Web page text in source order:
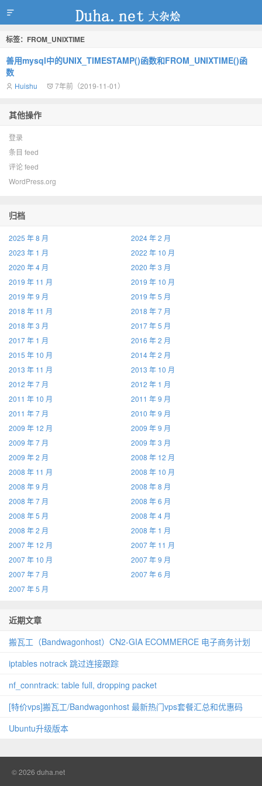
duha.net
标签：FROM_UNIXTIME
善用mysql中的UNIX_TIMESTAMP()函数和FROM_UNIXTIME()函
数
Huishu 7年前（2019-11-01）
其他操作
登录
条目 feed
评论 feed
WordPress.org
归档
2025 年 8 月
2024 年 2 月
2023 年 1 月
2022 年 10 月
2020 年 4 月
2020 年 3 月
2019 年 11 月
2019 年 10 月
2019 年 9 月
2019 年 5 月
2018 年 11 月
2018 年 7 月
2018 年 3 月
2017 年 5 月
2017 年 1 月
2016 年 2 月
2015 年 10 月
2014 年 2 月
2013 年 11 月
2013 年 10 月
2012 年 7 月
2012 年 1 月
2011 年 10 月
2011 年 9 月
2011 年 7 月
2010 年 9 月
2009 年 12 月
2009 年 9 月
2009 年 7 月
2009 年 3 月
2009 年 2 月
2008 年 12 月
2008 年 11 月
2008 年 10 月
2008 年 9 月
2008 年 8 月
2008 年 7 月
2008 年 6 月
2008 年 5 月
2008 年 4 月
2008 年 2 月
2008 年 1 月
2007 年 12 月
2007 年 11 月
2007 年 10 月
2007 年 9 月
2007 年 7 月
2007 年 6 月
2007 年 5 月
近期文章
搬瓦工（Bandwagonhost）CN2‑GIA ECOMMERCE 电子商务计划
iptables notrack 跳过连接跟踪
nf_conntrack: table full, dropping packet
[特价vps]搬瓦工/Bandwagonhost 最新热门vps套餐汇总和优惠码
Ubuntu升级版本
© 2026 duha.net